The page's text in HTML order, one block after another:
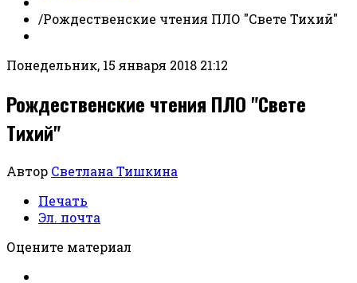
/Рождественские чтения ПЛО "Свете Тихий"
Понедельник, 15 января 2018 21:12
Рождественские чтения ПЛО "Свете
Тихий"
Автор Светлана Тишкина
Печать
Эл. почта
Оцените материал